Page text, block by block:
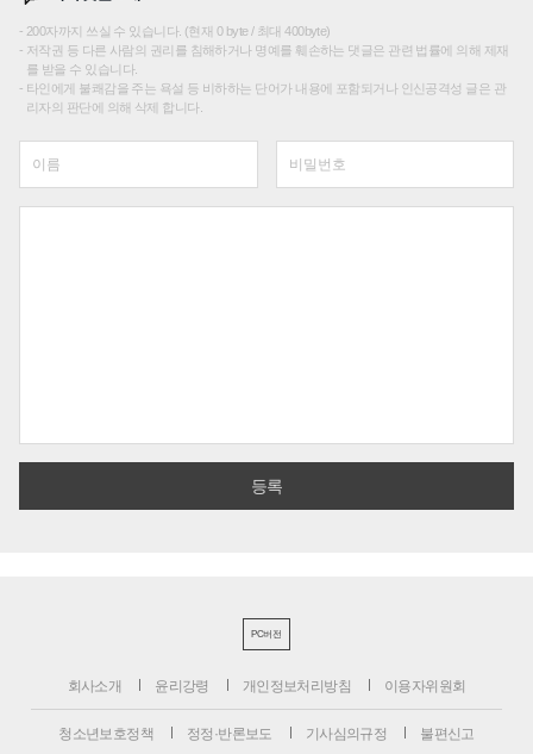
200자까지 쓰실 수 있습니다. (현재 0 byte / 최대 400byte)
저작권 등 다른 사람의 권리를 침해하거나 명예를 훼손하는 댓글은 관련 법률에 의해 제재
를 받을 수 있습니다.
타인에게 불쾌감을 주는 욕설 등 비하하는 단어가 내용에 포함되거나 인신공격성 글은 관
리자의 판단에 의해 삭제 합니다.
PC버전
회사소개 윤리강령 개인정보처리방침 이용자위원회
청소년보호정책 정정·반론보도 기사심의규정 불편신고